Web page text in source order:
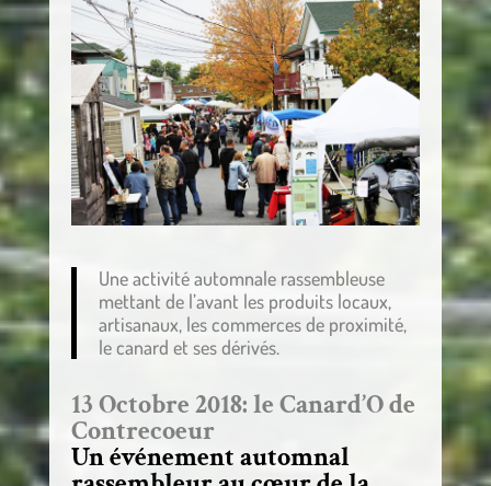
Une activité automnale rassembleuse
mettant de l’avant les produits locaux,
artisanaux, les commerces de proximité,
le canard et ses dérivés.
13 Octobre 2018: le Canard’O de
Contrecoeur
Un événement automnal